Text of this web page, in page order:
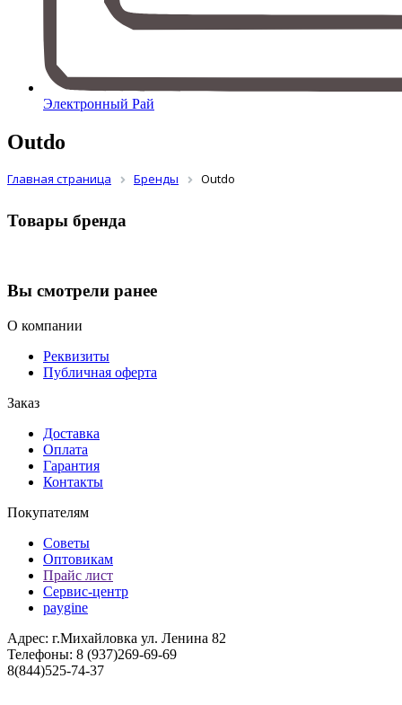
Электронный Рай
Outdo
Главная страница Бренды Outdo
Товары бренда
Вы смотрели ранее
О компании
Реквизиты
Публичная оферта
Заказ
Доставка
Оплата
Гарантия
Контакты
Покупателям
Советы
Оптовикам
Прайс лист
Сервис-центр
paygine
Адрес: г.Михайловка ул. Ленина 82
Телефоны: 8 (937)269-69-69
8(844)525-74-37